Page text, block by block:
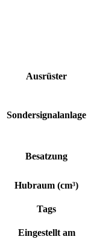
Ausrüster
Sondersignalanlage
Besatzung
Hubraum (cm³)
Tags
Eingestellt am